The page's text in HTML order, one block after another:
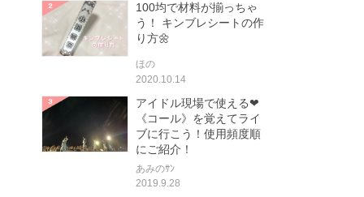
100均で材料が揃っちゃ
う！ キンブレシートの作
り方🌼
ほの
2020.10.14
アイドル現場で使える❤
《コール》を覚えてライ
ブに行こう！使用頻度順
にご紹介！
あみのｻﾝ
2019.9.28